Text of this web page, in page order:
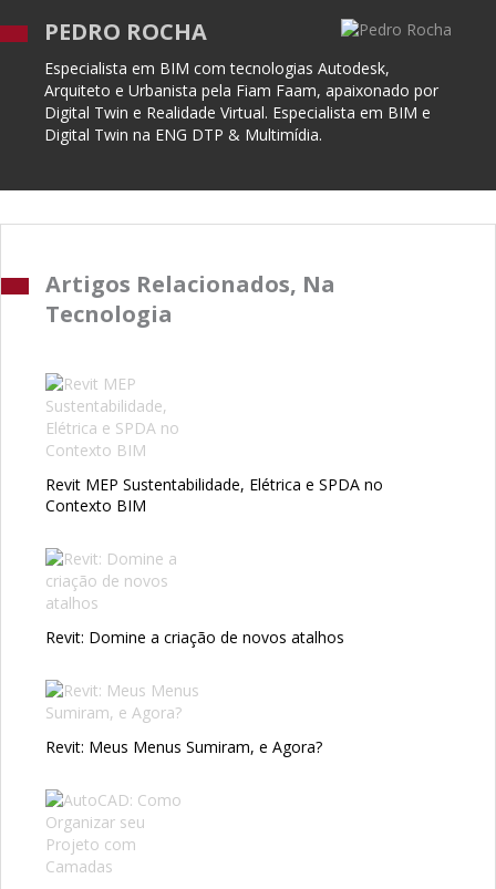
PEDRO ROCHA
Especialista em BIM com tecnologias Autodesk,
Arquiteto e Urbanista pela Fiam Faam, apaixonado por
Digital Twin e Realidade Virtual. Especialista em BIM e
Digital Twin na ENG DTP & Multimídia.
Artigos Relacionados, Na
Tecnologia
Revit MEP Sustentabilidade, Elétrica e SPDA no
Contexto BIM
Revit: Domine a criação de novos atalhos
Revit: Meus Menus Sumiram, e Agora?